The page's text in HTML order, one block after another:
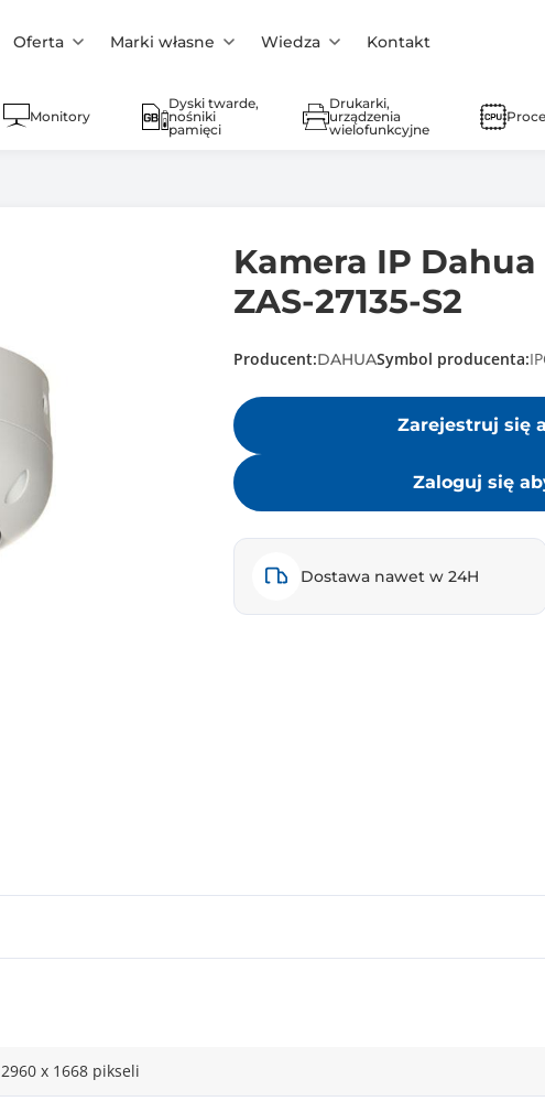
Oferta Marki własne Wiedza Kontakt
Monitory
Dyski twarde,
nośniki
pamięci
Drukarki,
urządzenia
wielofunkcyjne
Kamera IP Dahua
ZAS-27135-S2
Producent:DAHUASymbol producenta:
Zarejestruj się
Zaloguj się
Dostawa nawet w 24H
2960 x 1668 pikseli